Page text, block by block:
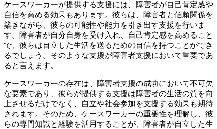
ケースワーカーが提供する支援には、障害者が自己肯定感や
自信を高める効果もあります。彼らは、障害者と信頼関係を
築きながら、彼らの可能性や能力を引き出す支援を行いま
す。障害者が自分自身を受け入れ、自己肯定感を高めること
で、彼らは自立した生活を送るための自信を持つことができ
るでしょう。そのような支援が障害者支援において重要であ
ると言えます。
ケースワーカーの存在は、障害者支援の成功において不可欠
な要素であり、彼らが提供する支援は障害者の生活の質を向
上させるだけでなく、自立や社会参加を支援する効果も期待
されます。そのため、ケースワーカーの重要性を理解し、彼
らの専門知識と経験を活用することが、障害者が自立した生